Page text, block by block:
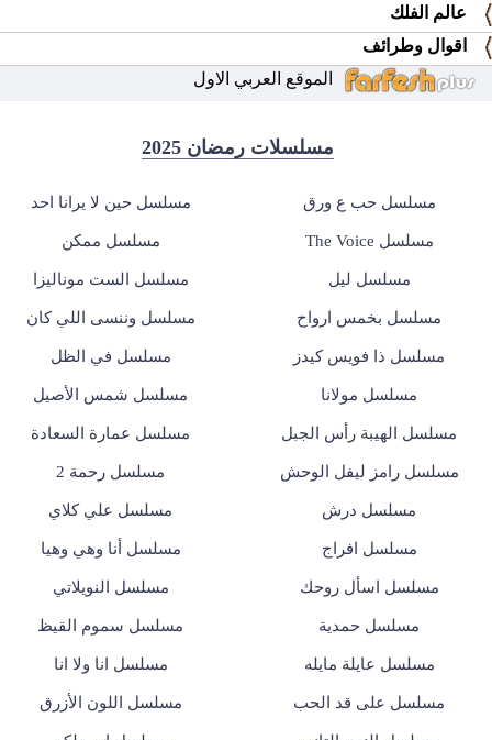
عالم الفلك
اقوال وطرائف
الموقع العربي الاول
مسلسلات رمضان 2025
مسلسل حب ع ورق مسلسل حين لا يرانا احد
مسلسل The Voice مسلسل ممكن
مسلسل ليل مسلسل الست موناليزا
مسلسل بخمس ارواح مسلسل وننسى اللي كان
مسلسل ذا فويس كيدز مسلسل في الظل
مسلسل مولانا مسلسل شمس الأصيل
مسلسل الهيبة رأس الجبل مسلسل عمارة السعادة
مسلسل رامز ليفل الوحش مسلسل رحمة 2
مسلسل درش مسلسل علي كلاي
مسلسل افراج مسلسل أنا وهي وهيا
مسلسل اسأل روحك مسلسل النويلاتي
مسلسل حمدية مسلسل سموم القيظ
مسلسل عايلة مايله مسلسل انا ولا انا
مسلسل على قد الحب مسلسل اللون الأزرق